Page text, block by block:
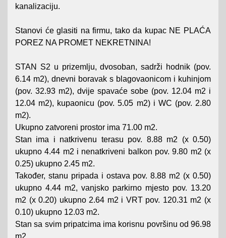
kanalizaciju.
Stanovi će glasiti na firmu, tako da kupac NE PLAĆA
POREZ NA PROMET NEKRETNINA!
STAN S2 u prizemlju, dvosoban, sadrži hodnik (pov.
6.14 m2), dnevni boravak s blagovaonicom i kuhinjom
(pov. 32.93 m2), dvije spavaće sobe (pov. 12.04 m2 i
12.04 m2), kupaonicu (pov. 5.05 m2) i WC (pov. 2.80
m2).
Ukupno zatvoreni prostor ima 71.00 m2.
Stan ima i natkrivenu terasu pov. 8.88 m2 (x 0.50)
ukupno 4.44 m2 i nenatkriveni balkon pov. 9.80 m2 (x
0.25) ukupno 2.45 m2.
Također, stanu pripada i ostava pov. 8.88 m2 (x 0.50)
ukupno 4.44 m2, vanjsko parkirno mjesto pov. 13.20
m2 (x 0.20) ukupno 2.64 m2 i VRT pov. 120.31 m2 (x
0.10) ukupno 12.03 m2.
Stan sa svim pripatcima ima korisnu površinu od 96.98